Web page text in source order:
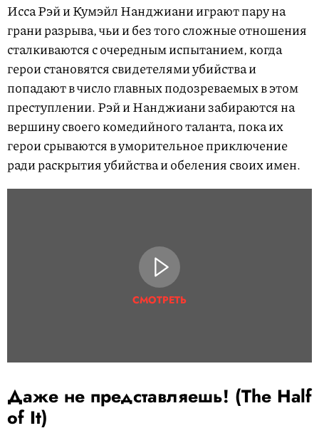
Исса Рэй и Кумэйл Нанджиани играют пару на
грани разрыва, чьи и без того сложные отношения
сталкиваются с очередным испытанием, когда
герои становятся свидетелями убийства и
попадают в число главных подозреваемых в этом
преступлении. Рэй и Нанджиани забираются на
вершину своего комедийного таланта, пока их
герои срываются в уморительное приключение
ради раскрытия убийства и обеления своих имен.
СМОТРЕТЬ
Даже не представляешь! (The Half
of It)